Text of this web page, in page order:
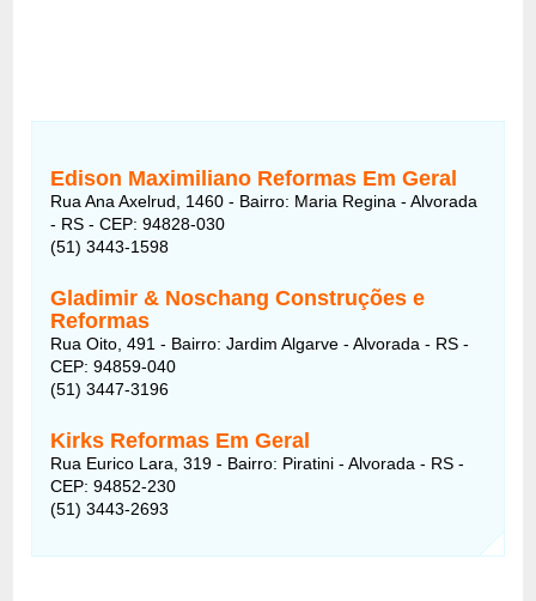
Edison Maximiliano Reformas Em Geral
Rua Ana Axelrud, 1460 - Bairro: Maria Regina - Alvorada
- RS - CEP: 94828-030
(51) 3443-1598
Gladimir & Noschang Construções e
Reformas
Rua Oito, 491 - Bairro: Jardim Algarve - Alvorada - RS -
CEP: 94859-040
(51) 3447-3196
Kirks Reformas Em Geral
Rua Eurico Lara, 319 - Bairro: Piratini - Alvorada - RS -
CEP: 94852-230
(51) 3443-2693